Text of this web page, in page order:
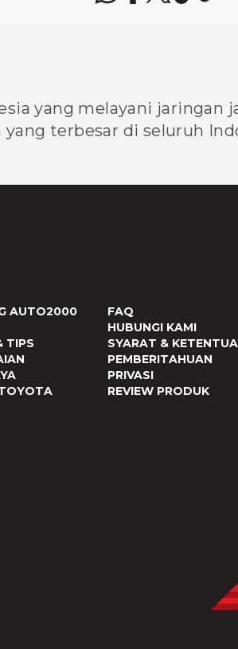
yang melayani jaringan
terbesar di seluruh
AUTO2000
TIPS
FAQ
HUBUNGI KAMI
SYARAT &
PEMBERITAHUAN
PRIVASI
REVIEW PRODUK